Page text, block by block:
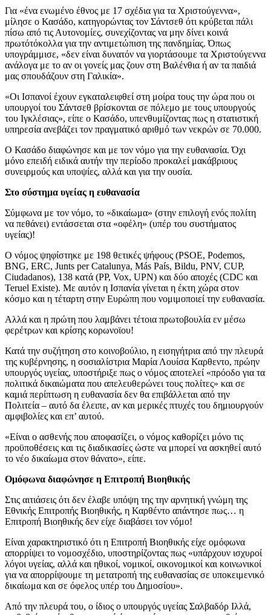
Για «ένα ενωμένο έθνος με 17 σχέδια για τα Χριστούγεννα»,
μίλησε ο Κασάδο, κατηγορώντας τον Σάντσεθ ότι κρύβεται πάλι
πίσω από τις Αυτονομίες, συνεχίζοντας να μην δίνει κοινά
πρωτότόκολλα για την αντιμετώπιση της πανδημίας. Όπως
υπογράμμισε, «δεν είναι δυνατόν να γιορτάσουμε τα Χριστούγεννα
ανάλογα με το αν οι γονείς μας ζουν στη Βαλένθια ή αν τα παιδιά
μας σπουδάζουν στη Γαλικία».
«Οι Ισπανοί έχουν εγκαταλειφθεί στη μοίρα τους την ώρα που οι
υπουργοί του Σάντσεθ βρίσκονται σε πόλεμο με τους υπουργούς
του Ιγκλέσιας», είπε ο Κασάδο, υπενθυμίζοντας πως η στατιστική
υπηρεσία ανεβάζει τον πραγματικό αριθμό των νεκρών σε 70.000.
Ο Κασάδο διαφώνησε και με τον νόμο για την ευθανασία. Όχι
μόνο επειδή ειδικά αυτήν την περίοδο προκαλεί μακάβριους
συνειρμούς και υποψίες, αλλά και για την ουσία.
Στο σύστημα υγείας η ευθανασία
Σύμφωνα με τον νόμο, το «δικαίωμα» (στην επιλογή ενός πολίτη
να πεθάνει) εντάσσεται στα «οφέλη» (υπέρ του συστήματος
υγείας)!
Ο νόμος ψηφίστηκε με 198 θετικές ψήφους (PSOE, Podemos,
BNG, ERC, Junts per Catalunya, Más País, Bildu, PNV, CUP,
Ciudadanos), 138 κατά (PP, Vox, UPN) και δύο αποχές (CDC και
Teruel Existe). Με αυτόν η Ισπανία γίνεται η έκτη χώρα στον
κόσμο και η τέταρτη στην Ευρώπη που νομιμοποιεί την ευθανασία.
Αλλά και η πρώτη που λαμβάνει τέτοια πρωτοβουλία εν μέσω
φερέτρων και κρίσης κορωνοϊου!
Κατά την συζήτηση στο κοινοβούλιο, η εισηγήτρια από την πλευρά
της κυβέρνησης, η σοσιαλίστρια Μαρία Λουίσα Καρθεντο, πρώην
υπουργός υγείας, υποστήριξε πως ο νόμος αποτελεί «πρόοδο για τα
πολιτικά δικαιώματα που απελευθερώνει τους πολίτες» και σε
καμιά περίπτωση η ευθανασία δεν θα επιβάλλεται από την
Πολιτεία – αυτό δα έλειπε, αν και μερικές πτυχές του δημιουργούν
αμφιβολίες και επ’ αυτού.
«Είναι ο ασθενής που αποφασίζει, ο νόμος καθορίζει μόνο τις
προϋποθέσεις και τις διαδικασίες ώστε να μπορεί να ασκηθεί αυτό
το νέο δικαίωμα στον θάνατο», είπε.
Ομόφωνα διαφώνησε η Επιτροπή Βιοηθικής
Στις αιτιάσεις ότι δεν έλαβε υπόψη της την αρνητική γνώμη της
Εθνικής Επιτροπής Βιοηθικής, η Καρθέντο απάντησε πως… η
Επιτροπή Βιοηθικής δεν είχε διαβάσει τον νόμο!
Είναι χαρακτηριστικό ότι η Επιτροπή Βιοηθικής είχε ομόφωνα
απορρίψει το νομοσχέδιο, υποστηρίζοντας πως «υπάρχουν ισχυροί
λόγοι υγείας, αλλά και ηθικοί, νομικοί, οικονομικοί και κοινωνικοί
για να απορρίψουμε τη μετατροπή της ευθανασίας σε υποκειμενικό
δικαίωμα και σε όφελος υπέρ του Δημοσίου».
Από την πλευρά του, ο ίδιος ο υπουργός υγείας Σαλβαδόρ Ιλλά,